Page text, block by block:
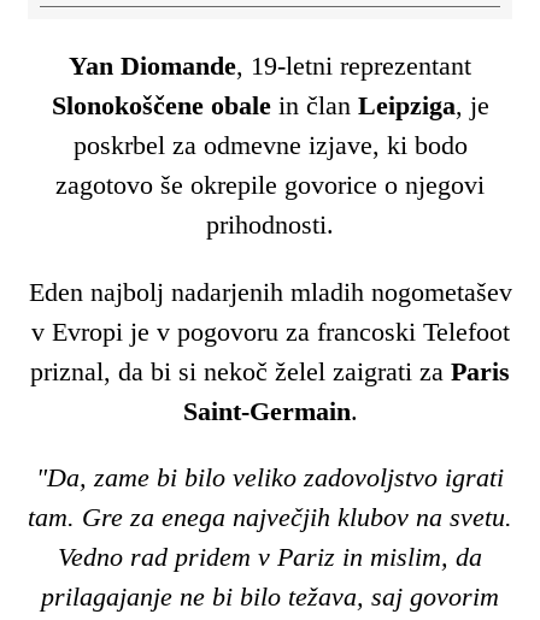
Yan Diomande, 19-letni reprezentant
Slonokoščene obalein član Leipziga, je
poskrbel za odmevne izjave, ki bodo
zagotovo še okrepile govorice o njegovi
prihodnosti.
Eden najbolj nadarjenih mladih nogometašev
v Evropi je v pogovoru za francoski Telefoot
priznal, da bi si nekoč želel zaigrati za Paris
Saint-Germain.
"Da, zame bi bilo veliko zadovoljstvo igrati
tam. Gre za enega največjih klubov na svetu.
Vedno rad pridem v Pariz in mislim, da
prilagajanje ne bi bilo težava, saj govorim